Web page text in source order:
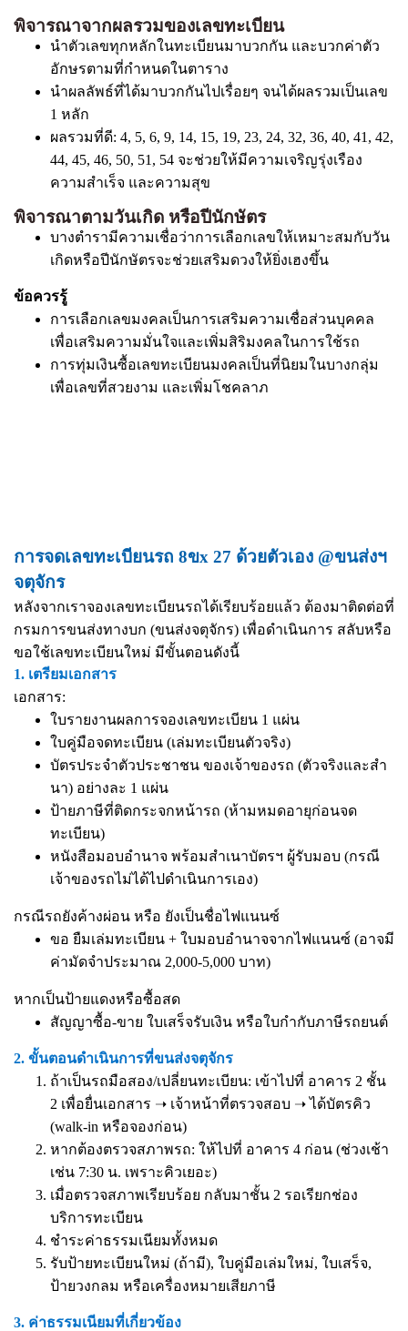
พิจารณาจากผลรวมของเลขทะเบียน
นำตัวเลขทุกหลักในทะเบียนมาบวกกัน และบวกค่าตัว
อักษรตามที่กำหนดในตาราง
นำผลลัพธ์ที่ได้มาบวกกันไปเรื่อยๆ จนได้ผลรวมเป็นเลข
1 หลัก
ผลรวมที่ดี: 4, 5, 6, 9, 14, 15, 19, 23, 24, 32, 36, 40, 41, 42,
44, 45, 46, 50, 51, 54 จะช่วยให้มีความเจริญรุ่งเรือง
ความสำเร็จ และความสุข
พิจารณาตามวันเกิด หรือปีนักษัตร
บางตำรามีความเชื่อว่าการเลือกเลขให้เหมาะสมกับวัน
เกิดหรือปีนักษัตรจะช่วยเสริมดวงให้ยิ่งเฮงขึ้น
ข้อควรรู้
การเลือกเลขมงคลเป็นการเสริมความเชื่อส่วนบุคคล
เพื่อเสริมความมั่นใจและเพิ่มสิริมงคลในการใช้รถ
การทุ่มเงินซื้อเลขทะเบียนมงคลเป็นที่นิยมในบางกลุ่ม
เพื่อเลขที่สวยงาม และเพิ่มโชคลาภ
การจดเลขทะเบียนรถ 8ขx 27 ด้วยตัวเอง @ขนส่งฯ
จตุจักร
หลังจากเราจองเลขทะเบียนรถได้เรียบร้อยแล้ว ต้องมาติดต่อที่
กรมการขนส่งทางบก (ขนส่งจตุจักร) เพื่อดำเนินการ สลับหรือ
ขอใช้เลขทะเบียนใหม่ มีขั้นตอนดังนี้
1. เตรียมเอกสาร
เอกสาร:
ใบรายงานผลการจองเลขทะเบียน 1 แผ่น
ใบคู่มือจดทะเบียน (เล่มทะเบียนตัวจริง)
บัตรประจำตัวประชาชน ของเจ้าของรถ (ตัวจริงและสำ
นา) อย่างละ 1 แผ่น
ป้ายภาษีที่ติดกระจกหน้ารถ (ห้ามหมดอายุก่อนจด
ทะเบียน)
หนังสือมอบอำนาจ พร้อมสำเนาบัตรฯ ผู้รับมอบ (กรณี
เจ้าของรถไม่ได้ไปดำเนินการเอง)
กรณีรถยังค้างผ่อน หรือ ยังเป็นชื่อไฟแนนซ์
ขอ ยืมเล่มทะเบียน + ใบมอบอำนาจจากไฟแนนซ์ (อาจมี
ค่ามัดจำประมาณ 2,000-5,000 บาท)
หากเป็นป้ายแดงหรือซื้อสด
สัญญาซื้อ-ขาย ใบเสร็จรับเงิน หรือใบกำกับภาษีรถยนต์
2. ขั้นตอนดำเนินการที่ขนส่งจตุจักร
ถ้าเป็นรถมือสอง/เปลี่ยนทะเบียน: เข้าไปที่ อาคาร 2 ชั้น
2 เพื่อยื่นเอกสาร ➝ เจ้าหน้าที่ตรวจสอบ ➝ ได้บัตรคิว
(walk-in หรือจองก่อน)
หากต้องตรวจสภาพรถ: ให้ไปที่ อาคาร 4 ก่อน (ช่วงเช้า
เช่น 7:30 น. เพราะคิวเยอะ)
เมื่อตรวจสภาพเรียบร้อย กลับมาชั้น 2 รอเรียกช่อง
บริการทะเบียน
ชำระค่าธรรมเนียมทั้งหมด
รับป้ายทะเบียนใหม่ (ถ้ามี), ใบคู่มือเล่มใหม่, ใบเสร็จ,
ป้ายวงกลม หรือเครื่องหมายเสียภาษี
3. ค่าธรรมเนียมที่เกี่ยวข้อง